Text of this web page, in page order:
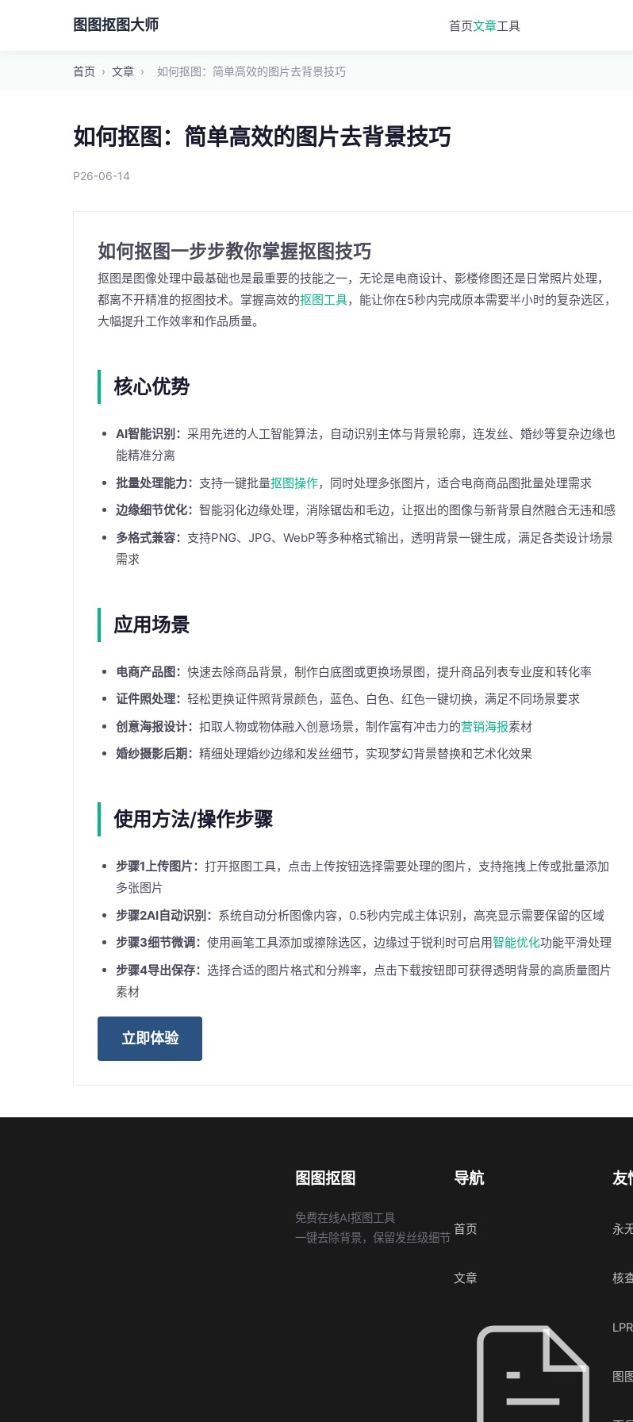
图图抠图大师 首页文章工具
首页 › 文章 › 如何抠图：简单高效的图片去背景技巧
如何抠图：简单高效的图片去背景技巧
P26-06-14
如何抠图一步步教你掌握抠图技巧
抠图是图像处理中最基础也是最重要的技能之一，无论是电商设计、影楼修图还是日常照片处理，
都离不开精准的抠图技术。掌握高效的抠图工具，能让你在5秒内完成原本需要半小时的复杂选区，
大幅提升工作效率和作品质量。
核心优势
AI智能识别： 采用先进的人工智能算法，自动识别主体与背景轮廓，连发丝、婚纱等复杂边缘也
能精准分离
批量处理能力： 支持一键批量抠图操作，同时处理多张图片，适合电商商品图批量处理需求
边缘细节优化： 智能羽化边缘处理，消除锯齿和毛边，让抠出的图像与新背景自然融合无违和感
多格式兼容： 支持PNG、JPG、WebP等多种格式输出，透明背景一键生成，满足各类设计场景
需求
应用场景
电商产品图： 快速去除商品背景，制作白底图或更换场景图，提升商品列表专业度和转化率
证件照处理： 轻松更换证件照背景颜色，蓝色、白色、红色一键切换，满足不同场景要求
创意海报设计： 扣取人物或物体融入创意场景，制作富有冲击力的营销海报素材
婚纱摄影后期： 精细处理婚纱边缘和发丝细节，实现梦幻背景替换和艺术化效果
使用方法/操作步骤
步骤1上传图片： 打开抠图工具，点击上传按钮选择需要处理的图片，支持拖拽上传或批量添加
多张图片
步骤2AI自动识别： 系统自动分析图像内容，0.5秒内完成主体识别，高亮显示需要保留的区域
步骤3细节微调： 使用画笔工具添加或擦除选区，边缘过于锐利时可启用智能优化功能平滑处理
步骤4导出保存： 选择合适的图片格式和分辨率，点击下载按钮即可获得透明背景的高质量图片
素材
立即体验
图图抠图
免费在线AI抠图工具
一键去除背景，保留发丝级细节
导航
首页
文章
友
永
核
图